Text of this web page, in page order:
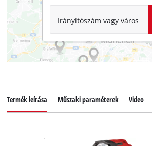
Irányítószám vagy város
Termék leírása Műszaki paraméterek Video